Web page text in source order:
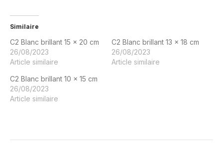
Similaire
C2 Blanc brillant 15 x 20 cm
26/08/2023
Article similaire
C2 Blanc brillant 13 x 18 cm
26/08/2023
Article similaire
C2 Blanc brillant 10 x 15 cm
26/08/2023
Article similaire